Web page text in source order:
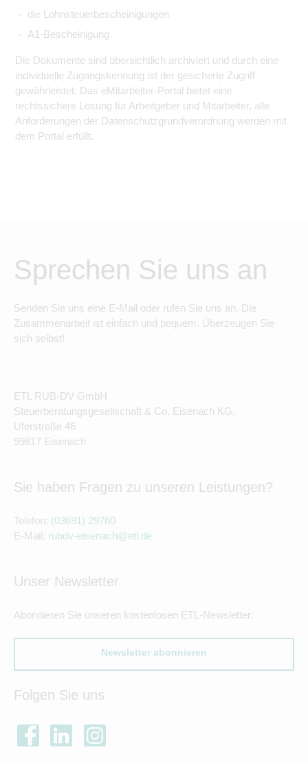
die Lohnsteuerbescheinigungen
A1-Bescheinigung
Die Dokumente sind übersichtlich archiviert und durch eine
individuelle Zugangskennung ist der gesicherte Zugriff
gewährleistet. Das eMitarbeiter-Portal bietet eine
rechtssichere Lösung für Arbeitgeber und Mitarbeiter, alle
Anforderungen der Datenschutzgrundverordnung werden mit
dem Portal erfüllt.
Sprechen Sie uns an
Senden Sie uns eine E-Mail oder rufen Sie uns an. Die
Zusammenarbeit ist einfach und bequem. Überzeugen Sie
sich selbst!
ETL RUB-DV GmbH
Steuerberatungsgesellschaft & Co. Eisenach KG.
Uferstraße 46
99817 Eisenach
Sie haben Fragen zu unseren Leistungen?
Telefon: (03691) 29760
E-Mail: rubdv-eisenach@etl.de
Unser Newsletter
Abonnieren Sie unseren kostenlosen ETL-Newsletter.
Newsletter abonnieren
Folgen Sie uns